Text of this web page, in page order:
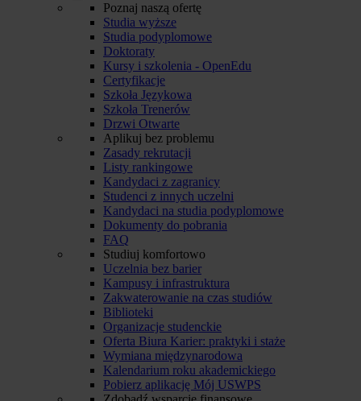
Poznaj naszą ofertę
Studia wyższe
Studia podyplomowe
Doktoraty
Kursy i szkolenia - OpenEdu
Certyfikacje
Szkoła Językowa
Szkoła Trenerów
Drzwi Otwarte
Aplikuj bez problemu
Zasady rekrutacji
Listy rankingowe
Kandydaci z zagranicy
Studenci z innych uczelni
Kandydaci na studia podyplomowe
Dokumenty do pobrania
FAQ
Studiuj komfortowo
Uczelnia bez barier
Kampusy i infrastruktura
Zakwaterowanie na czas studiów
Biblioteki
Organizacje studenckie
Oferta Biura Karier: praktyki i staże
Wymiana międzynarodowa
Kalendarium roku akademickiego
Pobierz aplikację Mój USWPS